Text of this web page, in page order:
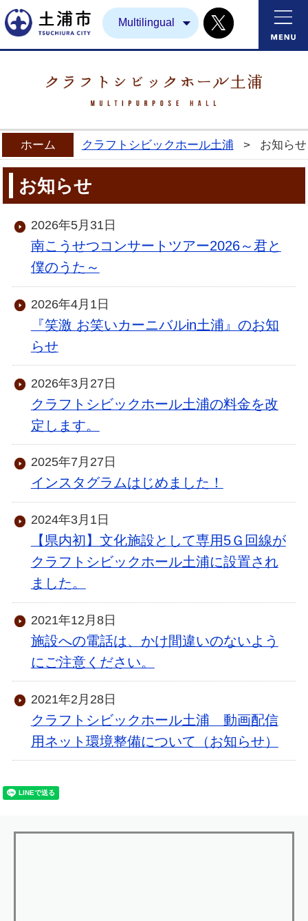
土浦市Multilingual Twitter
ホーム クラフトシビックホール土浦 > お知らせ
お知らせ
2026年5月31日
南こうせつコンサートツアー2026～君と
僕のうた～
2026年4月1日
『笑激 お笑いカーニバルin土浦』のお知
らせ
2026年3月27日
クラフトシビックホール土浦の料金を改
定します。
2025年7月27日
インスタグラムはじめました！
2024年3月1日
【県内初】文化施設として専用5Ｇ回線が
クラフトシビックホール土浦に設置され
ました。
2021年12月8日
施設への電話は、かけ間違いのないよう
にご注意ください。
2021年2月28日
クラフトシビックホール土浦 動画配信
用ネット環境整備について（お知らせ）